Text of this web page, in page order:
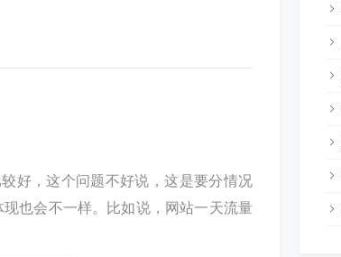
好，这个问题不好说，这是要分情况
也会不一样。比如说，网站一天流量